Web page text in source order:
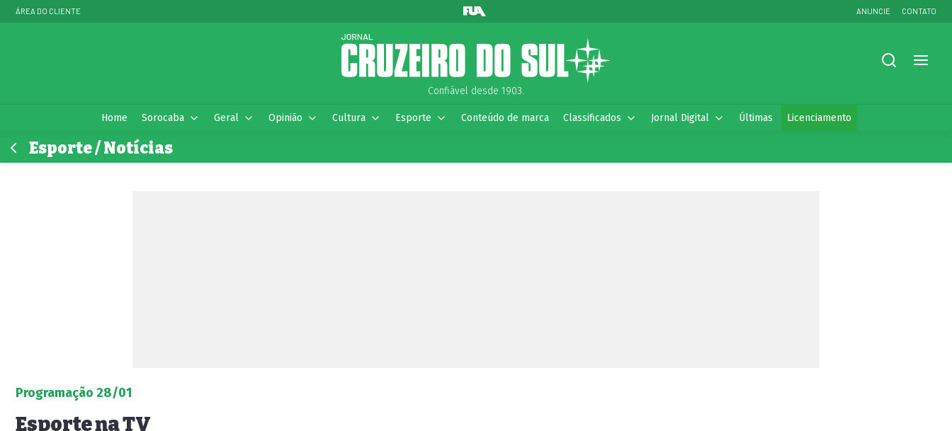
ÁREA DO CLIENTE ANUNCIE CONTATO
Confiável desde 1903.
Home Sorocaba Geral Opinião Cultura Esporte Conteúdo de marca Classificados Jornal Digital Últimas Licenciamento
Esporte / Notícias
Programação 28/01
Esporte na TV